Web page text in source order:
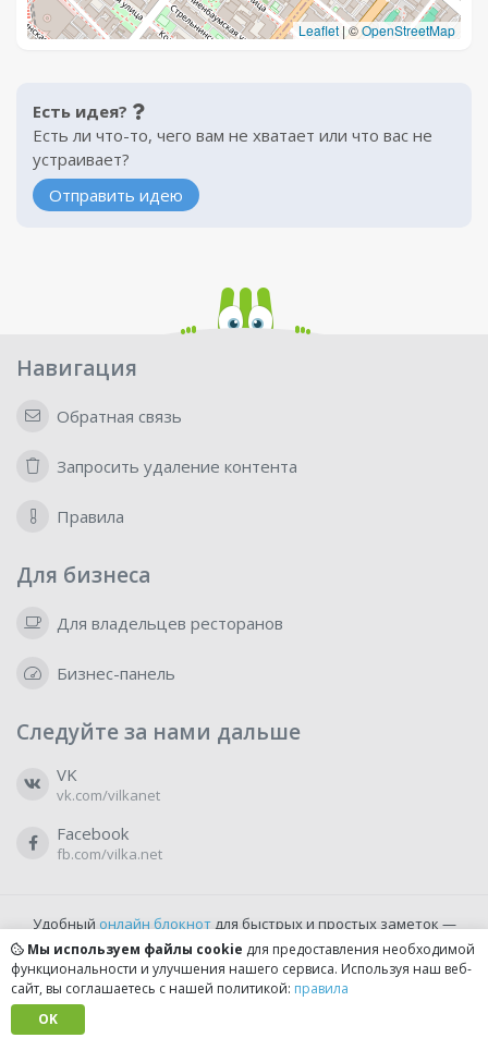
Leaflet | ©OpenStreetMap
Есть идея?
Есть ли что-то, чего вам не хватает или что вас не
устраивает?
Отправить идею
Навигация
Обратная связь
Запросить удаление контента
Правила
Для бизнеса
Для владельцев ресторанов
Бизнес-панель
Следуйте за нами дальше
VK
vk.com/vilkanet
Facebook
fb.com/vilka.net
Удобный онлайн блокнотдля быстрых и простых заметок —
бесплатно и доступно прямо из браузера.
Мы используем файлы cookie для предоставления необходимой
функциональности и улучшения нашего сервиса. Используя наш веб-
сайт, вы соглашаетесь с нашей политикой: правила
OK